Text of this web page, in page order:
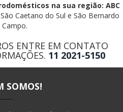
na sua região: ABC
Caetano do Sul e São Bernardo
ENTRE EM CONTATO
11 2021-5150
SOMOS!